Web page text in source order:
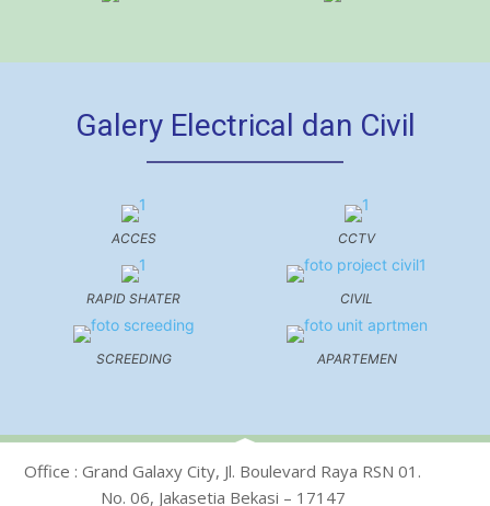
Galery Electrical dan Civil
ACCES CCTV
RAPID SHATER CIVIL
SCREEDING APARTEMEN
Office : Grand Galaxy City, Jl. Boulevard Raya RSN 01.
No. 06, Jakasetia Bekasi – 17147